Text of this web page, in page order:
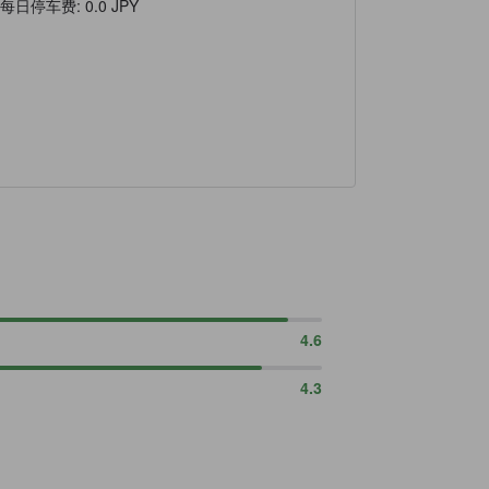
每日停车费: 0.0 JPY
4.6
4.3